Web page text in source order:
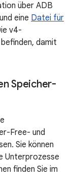
über ADB
eine Datei für
v4-
damit
Speicher-
Free- und
Sie können
Unterprozesse
finden Sie im